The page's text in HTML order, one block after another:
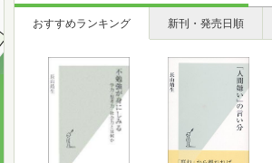
おすすめランキング 新刊・発売日順